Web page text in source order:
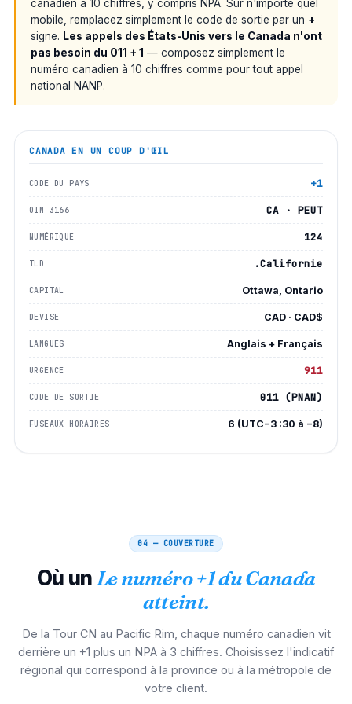
canadien à 10 chiffres, y compris NPA. Sur n'importe quel
mobile, remplacez simplement le code de sortie par un +
signe. Les appels des États-Unis vers le Canada n'ont
pas besoin du 011 + 1 — composez simplement le
numéro canadien à 10 chiffres comme pour tout appel
national NANP.
CANADA EN UN COUP D'ŒIL
CODE DU PAYS +1
OIN 3166 CA · PEUT
NUMÉRIQUE 124
TLD .Californie
CAPITAL Ottawa, Ontario
DEVISE CAD · CAD$
LANGUES Anglais + Français
URGENCE 911
CODE DE SORTIE 011 (PNAN)
FUSEAUX HORAIRES 6 (UTC−3 :30 à −8)
04 — COUVERTURE
Où unLe numéro +1 du Canada
atteint.
De la Tour CN au Pacific Rim, chaque numéro canadien vit
derrière un +1 plus un NPA à 3 chiffres. Choisissez l'indicatif
régional qui correspond à la province ou à la métropole de
votre client.